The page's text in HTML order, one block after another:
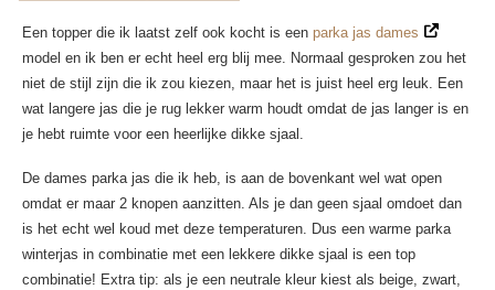
Een topper die ik laatst zelf ook kocht is een parka jas dames
model en ik ben er echt heel erg blij mee. Normaal gesproken zou het
niet de stijl zijn die ik zou kiezen, maar het is juist heel erg leuk. Een
wat langere jas die je rug lekker warm houdt omdat de jas langer is en
je hebt ruimte voor een heerlijke dikke sjaal.
De dames parka jas die ik heb, is aan de bovenkant wel wat open
omdat er maar 2 knopen aanzitten. Als je dan geen sjaal omdoet dan
is het echt wel koud met deze temperaturen. Dus een warme parka
winterjas in combinatie met een lekkere dikke sjaal is een top
combinatie! Extra tip: als je een neutrale kleur kiest als beige, zwart,